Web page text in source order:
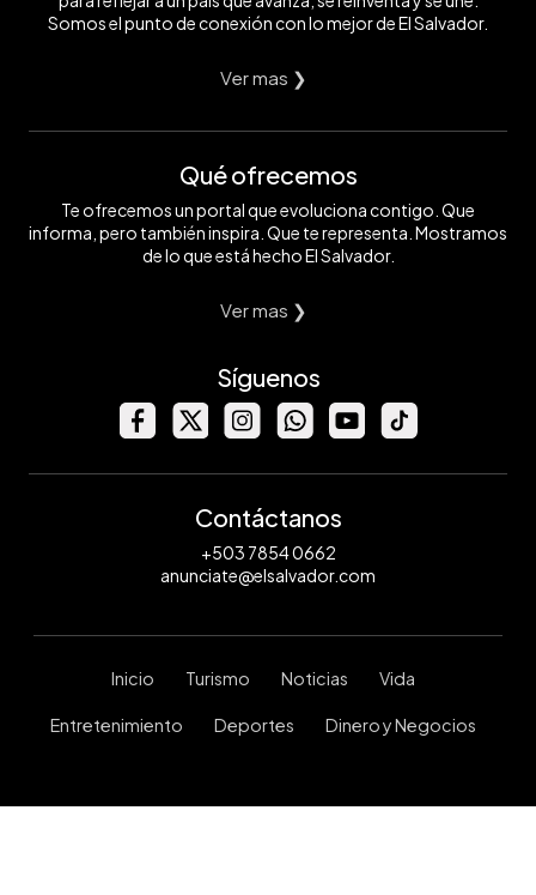
Somos el punto de conexión con lo mejor de El Salvador.
Ver mas ❯
Qué ofrecemos
Te ofrecemos un portal que evoluciona contigo. Que
informa, pero también inspira. Que te representa. Mostramos
de lo que está hecho El Salvador.
Ver mas ❯
Síguenos
Contáctanos
+503 7854 0662
anunciate@elsalvador.com
Inicio Turismo Noticias Vida
Entretenimiento Deportes Dinero y Negocios